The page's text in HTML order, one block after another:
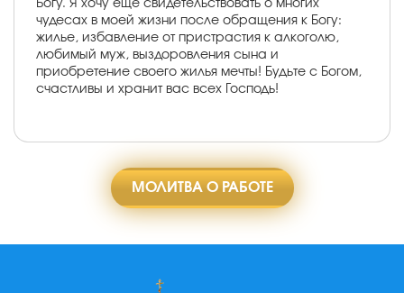
Богу. Я хочу еще свидетельствовать о многих
чудесах в моей жизни после обращения к Богу:
жилье, избавление от пристрастия к алкоголю,
любимый муж, выздоровления сына и
приобретение своего жилья мечты! Будьте с Богом,
счастливы и хранит вас всех Господь!
МОЛИТВА О РАБОТЕ